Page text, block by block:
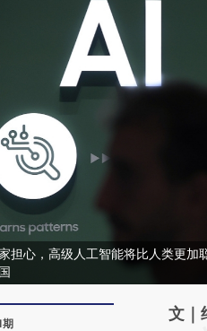
担心，高级人工智能将比人类更加
期
请务必
文｜